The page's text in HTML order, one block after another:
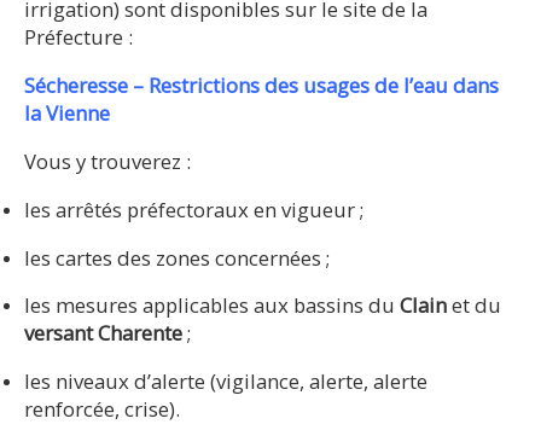
irrigation) sont disponibles sur le site de la
Préfecture :
Sécheresse – Restrictions des usages de l’eau dans
la Vienne
Vous y trouverez :
les arrêtés préfectoraux en vigueur ;
les cartes des zones concernées ;
les mesures applicables aux bassins du Clainet du
versant Charente;
les niveaux d’alerte (vigilance, alerte, alerte
renforcée, crise).